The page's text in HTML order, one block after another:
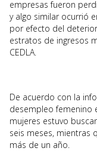
empresas fueron
y algo similar ocurrió
por efecto del
estratos de ingresos
CEDLA.
De acuerdo con la
desempleo femenino
mujeres estuvo
seis meses, mientras
más de un año.